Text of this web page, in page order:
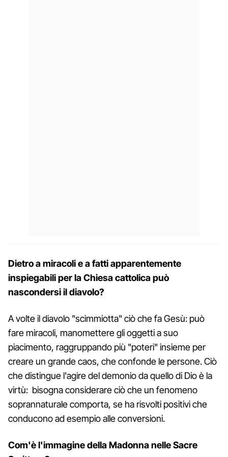
Dietro a miracoli e a fatti apparentemente
inspiegabili per la Chiesa cattolica può
nascondersi il diavolo?
A volte il diavolo "scimmiotta" ciò che fa Gesù: può
fare miracoli, manomettere gli oggetti a suo
piacimento, raggruppando più "poteri" insieme per
creare un grande caos, che confonde le persone. Ciò
che distingue l'agire del demonio da quello di Dio è la
virtù: bisogna considerare ciò che un fenomeno
soprannaturale comporta, se ha risvolti positivi che
conducono ad esempio alle conversioni.
Com'è l'immagine della Madonna nelle Sacre